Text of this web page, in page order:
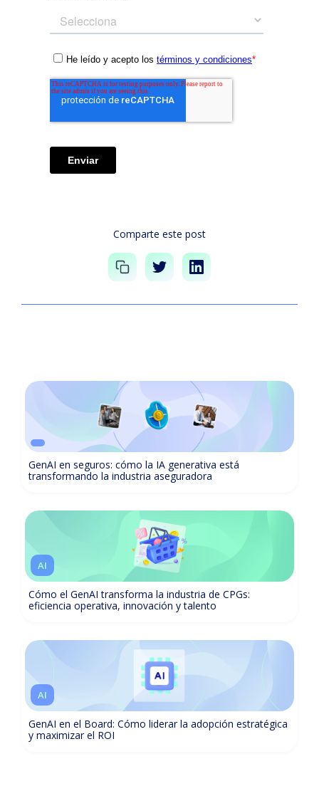
Comparte este post
GenAI en seguros: cómo la IA generativa está
transformando la industria aseguradora
AI
Cómo el GenAI transforma la industria de CPGs:
eficiencia operativa, innovación y talento
AI
GenAI en el Board: Cómo liderar la adopción estratégica
y maximizar el ROI